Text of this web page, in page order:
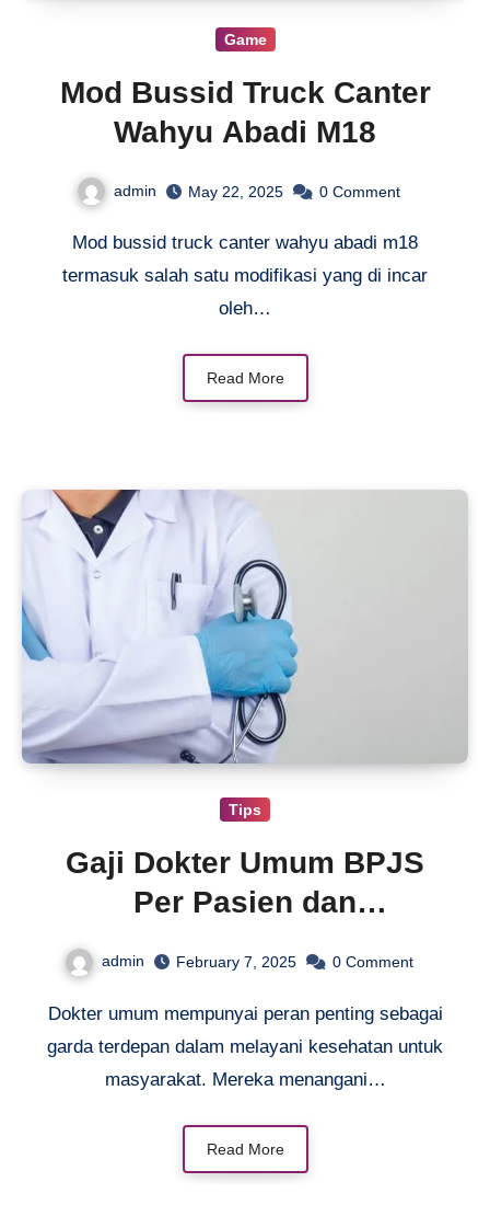
Game
Mod Bussid Truck Canter
Wahyu Abadi M18
admin May 22, 2025 0 Comment
Mod bussid truck canter wahyu abadi m18
termasuk salah satu modifikasi yang di incar
oleh…
Read More
Tips
Gaji Dokter Umum BPJS
Per Pasien dan
admin February 7, 2025 0 Comment
Dokter umum mempunyai peran penting sebagai
garda terdepan dalam melayani kesehatan untuk
masyarakat. Mereka menangani…
Read More